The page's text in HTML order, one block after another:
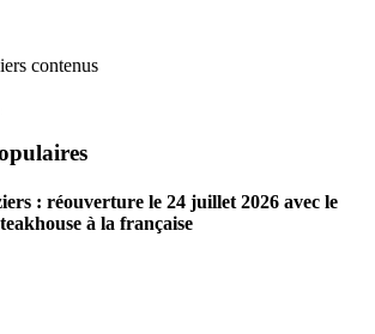
contenus
: réouverture le 24 juillet 2026 avec le
à la française